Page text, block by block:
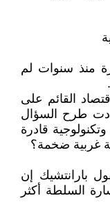
منذ سنوات لم
القائم على
طرح السؤال
قادرة
غربية ضخمة؟
بارانتشيك إن
السلطة أكثر